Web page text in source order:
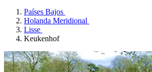
Países Bajos
Holanda Meridional
Lisse
Keukenhof